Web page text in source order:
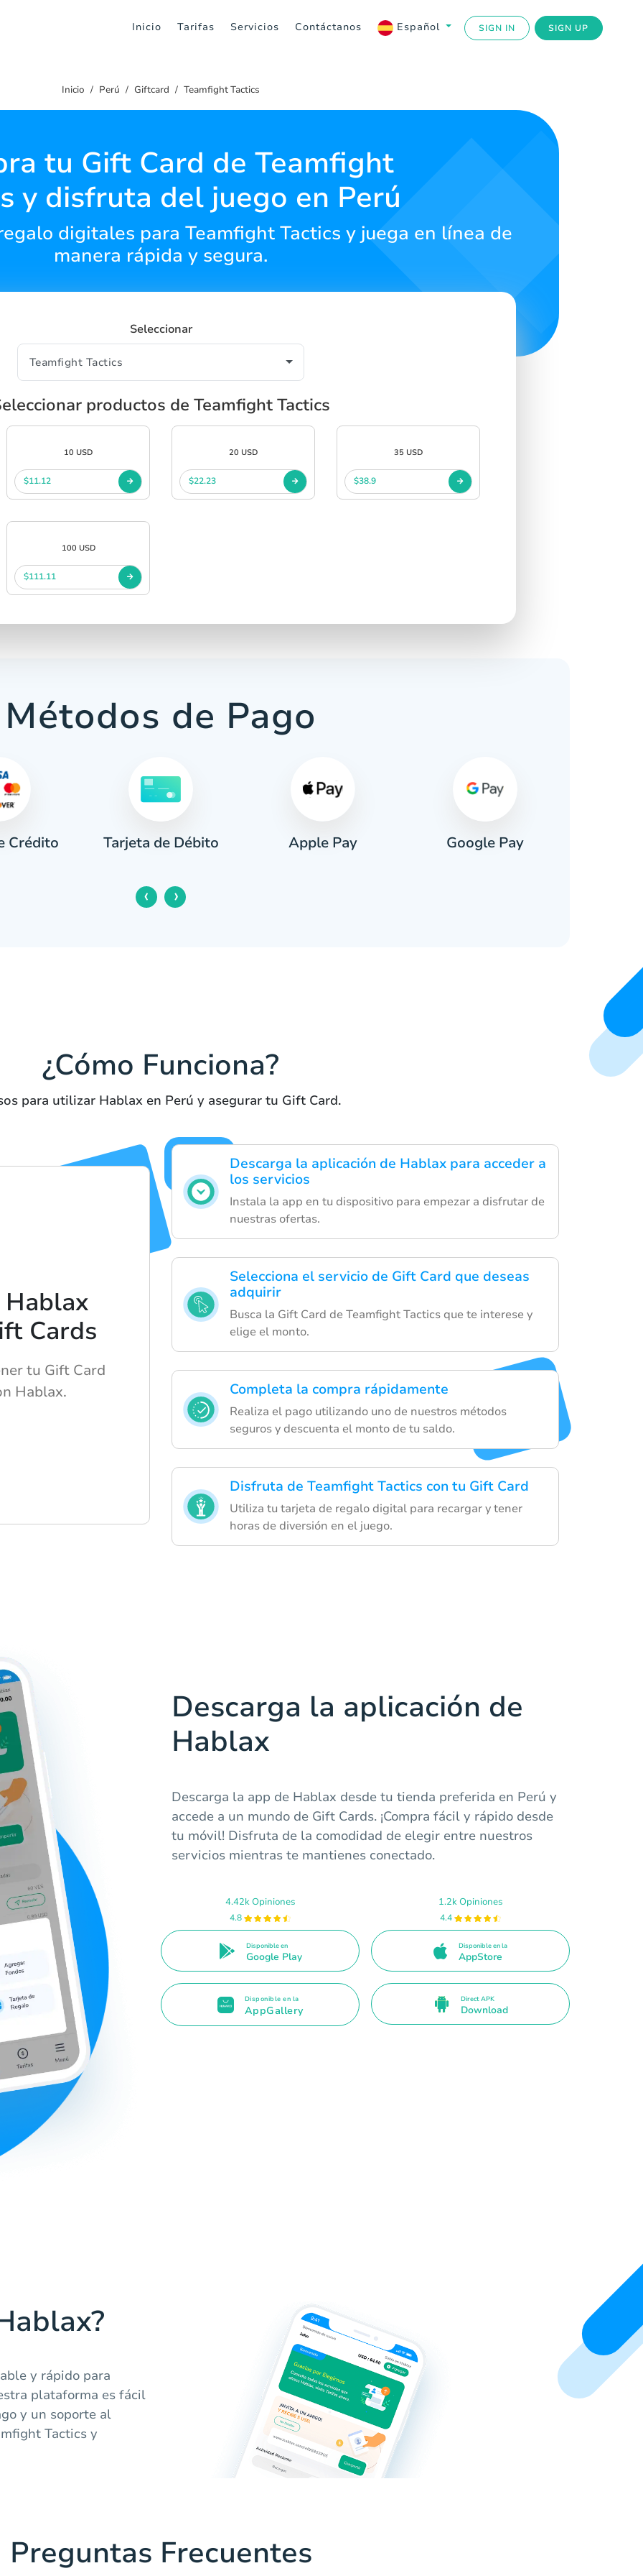
Inicio Tarifas Servicios Contáctanos Español SIGN IN SIGN UP
Inicio Perú Giftcard Teamfight Tactics
tu Gift Card de Teamfight
y disfruta del juego en Perú
digitales para Teamfight Tactics y juega en línea de
manera rápida y segura.
Seleccionar
productos de Teamfight Tactics
10 USD
$11.12
20 USD
$22.23
35 USD
$38.9
100 USD
$111.11
Métodos de Pago
Crédito Tarjeta de Débito Apple Pay Google Pay
‹ ›
¿Cómo Funciona?
para utilizar Hablax en Perú y asegurar tu Gift Card.
Descarga la aplicación de Hablax para acceder a
los servicios
Instala la app en tu dispositivo para empezar a disfrutar de
nuestras ofertas.
Selecciona el servicio de Gift Card que deseas
adquirir
Busca la Gift Card de Teamfight Tactics que te interese y
elige el monto.
Completa la compra rápidamente
Realiza el pago utilizando uno de nuestros métodos
seguros y descuenta el monto de tu saldo.
Disfruta de Teamfight Tactics con tu Gift Card
Utiliza tu tarjeta de regalo digital para recargar y tener
horas de diversión en el juego.
Cards
tu Gift Card
Hablax.
Descarga la aplicación de
Hablax
Descarga la app de Hablax desde tu tienda preferida en Perú y
accede a un mundo de Gift Cards. ¡Compra fácil y rápido desde
tu móvil! Disfruta de la comodidad de elegir entre nuestros
servicios mientras te mantienes conectado.
4.42k Opiniones
4.8
Disponible en
Google Play
1.2k Opiniones
4.4
Disponible en la
AppStore
Disponible en la
AppGallery
Direct APK
Download
y rápido para
plataforma es fácil
y un soporte al
Tactics y
Preguntas Frecuentes